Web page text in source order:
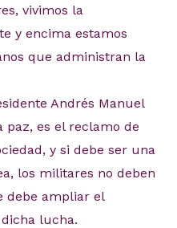
vivimos la
y encima estamos
que administran la
Andrés Manuel
paz, es el reclamo de
y si debe ser una
los militares no deben
debe ampliar el
lucha.